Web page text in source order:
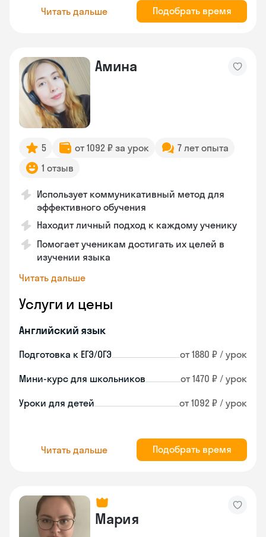
Читать дальше Подобрать время
Амина
5 от 1092 ₽ за урок
7 лет опыта
1 отзыв
Использует коммуникативный метод для
эффективного обучения
Находит личный подход к каждому ученику
Помогает ученикам достигать их целей в
изучении языка
Читать дальше
Услуги и цены
Английский язык
Подготовка к ЕГЭ/ОГЭ от 1880 ₽ / урок
Мини-курс для школьников от 1470 ₽ / урок
Уроки для детей от 1092 ₽ / урок
Читать дальше Подобрать время
Мария